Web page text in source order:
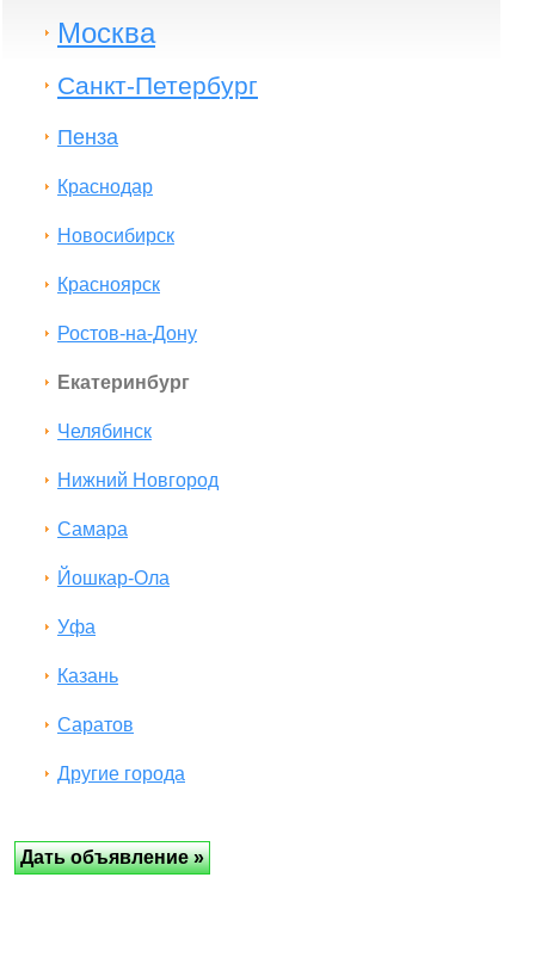
Москва
Санкт-Петербург
Пенза
Краснодар
Новосибирск
Красноярск
Ростов-на-Дону
Екатеринбург
Челябинск
Нижний Новгород
Самара
Йошкар-Ола
Уфа
Казань
Саратов
Другие города